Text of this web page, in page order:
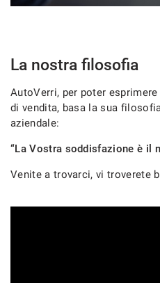
La nostra filosofia
AutoVerri, per poter
di vendita, basa la sua
aziendale:
“La Vostra soddisfazione è il
Venite a trovarci, vi troverete